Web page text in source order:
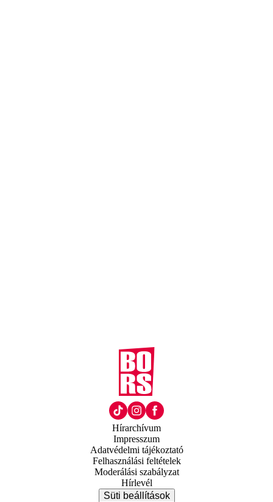
Hírarchívum
Impresszum
Adatvédelmi tájékoztató
Felhasználási feltételek
Moderálási szabályzat
Hírlevél
Süti beállítások